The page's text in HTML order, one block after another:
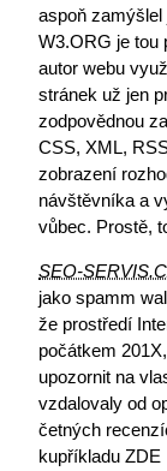
aspoň zamýšlel
W3.ORG je tou
autor webu
stránek už jen
zodpovědnou
CSS, XML,
zobrazení
návštěvníka a
vůbec. Prostě,
SEO-
jako spamm
že prostředí
počátkem
upozornit na
vzdalovaly od
četných
kupříkladu ZDE